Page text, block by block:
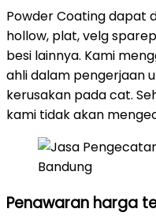
Powder Coating dapat
hollow, plat, velg
besi lainnya. Kami
ahli dalam pengerjaan
kerusakan pada cat.
kami tidak akan
Penawaran harga